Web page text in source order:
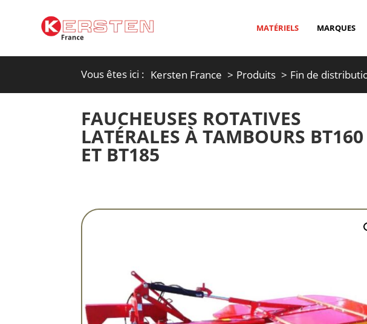
MATÉRIELS MARQUES
Vous êtes ici : Kersten France Produits Fin de
FAUCHEUSES ROTATIVES
LATÉRALES À TAMBOURS BT160
ET BT185